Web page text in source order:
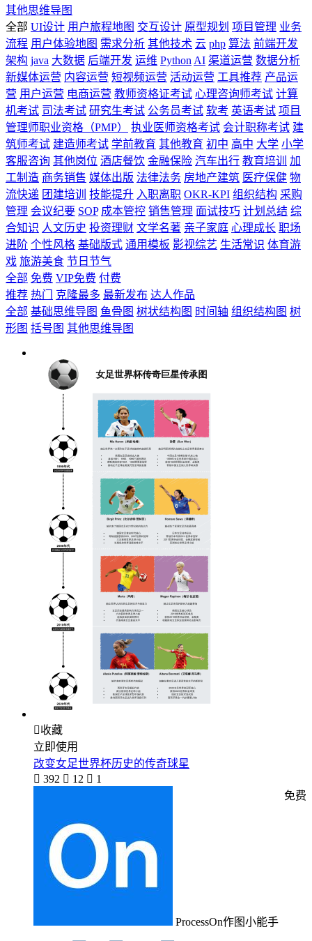
其他思维导图
全部 UI设计 用户旅程地图 交互设计 原型规划 项目管理 业务
流程 用户体验地图 需求分析 其他技术 云 php 算法 前端开发
架构 java 大数据 后端开发 运维 Python AI 渠道运营 数据分析
新媒体运营 内容运营 短视频运营 活动运营 工具推荐 产品运
营 用户运营 电商运营 教师资格证考试 心理咨询师考试 计算
机考试 司法考试 研究生考试 公务员考试 软考 英语考试 项目
管理师职业资格（PMP）
执业医师资格考试 会计职称考试 建
筑师考试 建造师考试 学前教育 其他教育 初中 高中 大学 小学
客服咨询 其他岗位 酒店餐饮 金融保险 汽车出行 教育培训
加
工制造 商务销售 媒体出版 法律法务 房地产建筑 医疗保健 物
流快递 团建培训 技能提升 入职离职 OKR-KPI 组织结构 采购
管理 会议纪要 SOP 成本管控 销售管理 面试技巧 计划总结 综
合知识 人文历史 投资理财 文学名著 亲子家庭 心理成长 职场
进阶 个性风格 基础版式 通用模板 影视综艺 生活常识 体育游
戏 旅游美食 节日节气
全部 免费 VIP免费 付费
推荐 热门 克隆最多 最新发布 达人作品
全部 基础思维导图 鱼骨图 树状结构图 时间轴 组织结构图 树
形图 括号图 其他思维导图
收藏
立即使用
改变女足世界杯历史的传奇球星
 392  12  1
ProcessOn作图小能手
免费